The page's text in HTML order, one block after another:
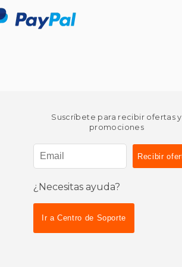
Suscríbete para recibir ofertas y
promociones
¿Necesitas ayuda?
Ir a Centro de Soporte